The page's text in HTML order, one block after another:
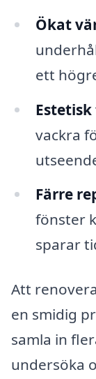
Ökat
ett
vackra
Färre
fönster
sparar
Att
en smidig
samla in
undersöka